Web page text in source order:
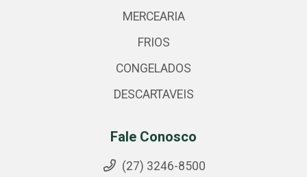
MERCEARIA
FRIOS
CONGELADOS
DESCARTAVEIS
Fale Conosco
(27) 3246-8500